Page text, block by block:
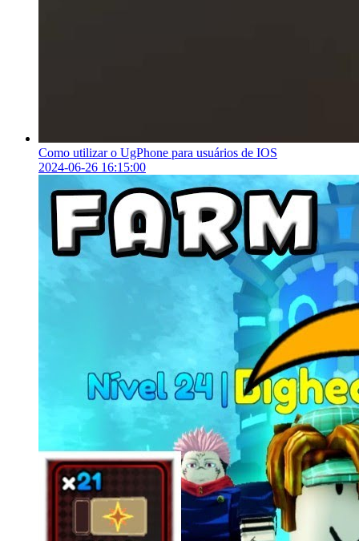
Como utilizar o UgPhone para usuários de IOS
2024-06-26 16:15:00